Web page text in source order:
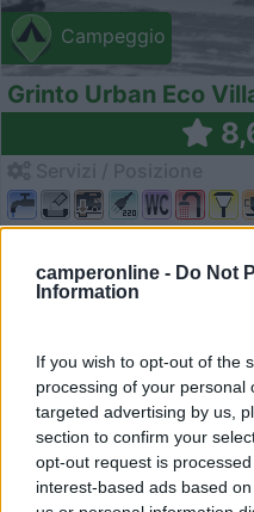
camperonline - Do Not
Information
If you wish to opt-out of the
processing of your personal
targeted advertising by us,
section to confirm your
opt-out request is
interest-based ads based
Campeggio
Grinto Urban Eco
A pochi chilometri dal